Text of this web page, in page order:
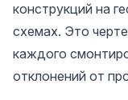
конструкций на
схемах. Это
каждого
отклонений от